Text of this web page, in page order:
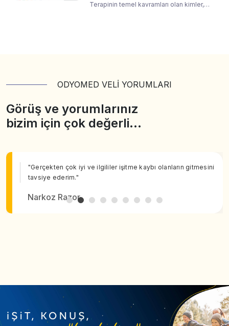
Terapinin temel kavramları olan kimler,
ODYOMED VELİ YORUMLARI
Görüş ve yorumlarınız
bizim için çok değerli…
"Gerçekten çok iyi ve ilgililer işitme kaybı olanların gitmesini
tavsiye ederim."
Narkoz Razor